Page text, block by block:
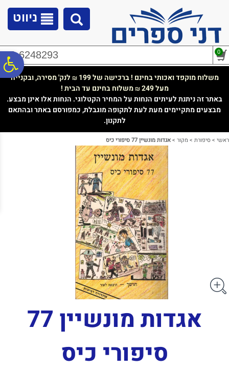
נגישות
ניווט
02-6248293 0
משלוח מוקפד ואכותי בחינם ! ברכישה של 199 ₪ לנק' מסירה, ובקנייה
מעל 249
₪משלוח בחינם עד הבית !
באתר זה ניתנת לעיתים הנחות על המחיר הקטלוגי. הנחות אלו אינן מבצע.
מבצעים מתקיימים מעת לעת לתקופה מוגבלת, כמפורסם באתר ובהתאם
לתקנון.
ראשי >סיפורת >מקור >אגדות מונשיין 77 סיפורי כיס
אגדות מונשיין 77
סיפורי כיס